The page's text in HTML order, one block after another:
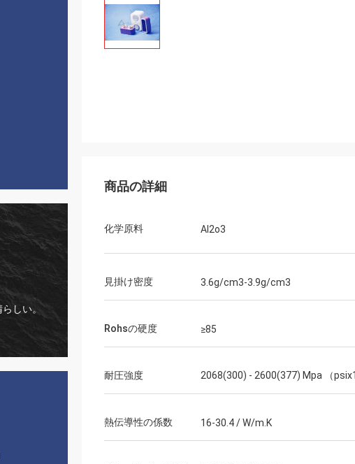
Mr.Farn
非常に速くおよび話すこと容易答えなさい!
商品の詳細
化学原料 Al2o3
見掛け密度 3.6g/cm3-3.9g/cm3
Rohsの硬度 ≥85
耐圧強度 2068(300) - 2600(377) Mpa （
熱伝導性の係数 16-30.4 / W/m.K